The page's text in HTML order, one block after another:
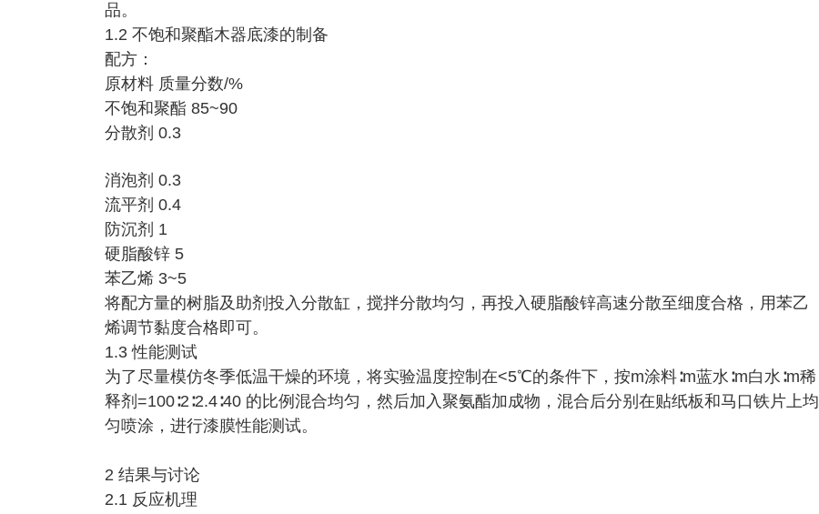
品。
1.2 不饱和聚酯木器底漆的制备
配方：
原材料 质量分数/%
不饱和聚酯 85~90
分散剂 0.3
消泡剂 0.3
流平剂 0.4
防沉剂 1
硬脂酸锌 5
苯乙烯 3~5
将配方量的树脂及助剂投入分散缸，搅拌分散均匀，再投入硬脂酸锌高速分散至细度合格，用苯乙
烯调节黏度合格即可。
1.3 性能测试
为了尽量模仿冬季低温干燥的环境，将实验温度控制在<5℃的条件下，按m涂料∶m蓝水∶m白水∶m稀
释剂=100∶2∶2.4∶40 的比例混合均匀，然后加入聚氨酯加成物，混合后分别在贴纸板和马口铁片上均
匀喷涂，进行漆膜性能测试。
2 结果与讨论
2.1 反应机理